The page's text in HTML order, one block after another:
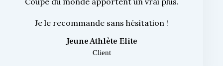
Je le recommande sans hésitation !
Jeune Athlète Elite
Client